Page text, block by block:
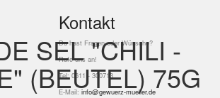
Kontakt
Du hast Fragen oder Wünsche?
Rufe uns an!
Tel: 0611 - 300713
E-Mail: info@gewuerz-mueller.de
SEL "CHILI -
(BEUTEL) 75G